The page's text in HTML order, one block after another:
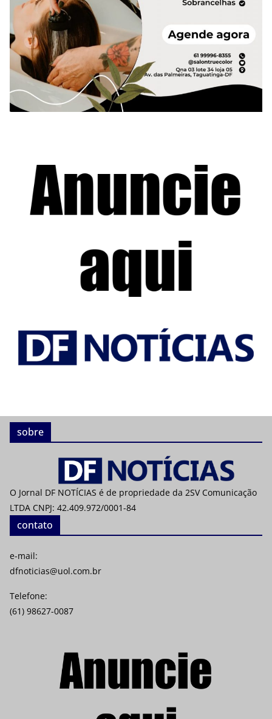
sobre
O Jornal DF NOTÍCIAS é de propriedade da 2SV Comunicação
LTDA CNPJ: 42.409.972/0001-84
contato
e-mail:
dfnoticias@uol.com.br
Telefone:
(61) 98627-0087